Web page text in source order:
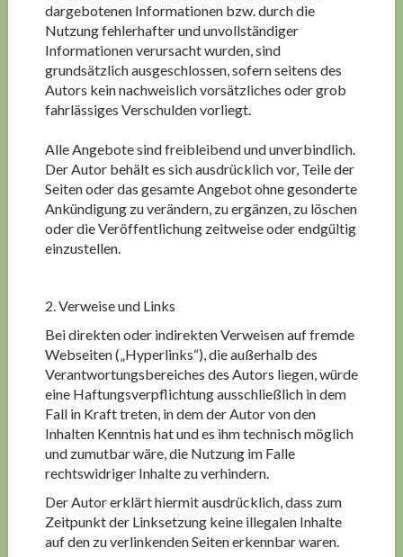
dargebotenen Informationen bzw. durch die
Nutzung fehlerhafter und unvollständiger
Informationen verursacht wurden, sind
grundsätzlich ausgeschlossen, sofern seitens des
Autors kein nachweislich vorsätzliches oder grob
fahrlässiges Verschulden vorliegt.
Alle Angebote sind freibleibend und unverbindlich.
Der Autor behält es sich ausdrücklich vor, Teile der
Seiten oder das gesamte Angebot ohne gesonderte
Ankündigung zu verändern, zu ergänzen, zu löschen
oder die Veröffentlichung zeitweise oder endgültig
einzustellen.
2. Verweise und Links
Bei direkten oder indirekten Verweisen auf fremde
Webseiten („Hyperlinks“), die außerhalb des
Verantwortungsbereiches des Autors liegen, würde
eine Haftungsverpflichtung ausschließlich in dem
Fall in Kraft treten, in dem der Autor von den
Inhalten Kenntnis hat und es ihm technisch möglich
und zumutbar wäre, die Nutzung im Falle
rechtswidriger Inhalte zu verhindern.
Der Autor erklärt hiermit ausdrücklich, dass zum
Zeitpunkt der Linksetzung keine illegalen Inhalte
auf den zu verlinkenden Seiten erkennbar waren.